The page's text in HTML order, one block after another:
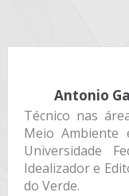
Antonio
Técnico nas
Meio Ambiente
Universidade
Idealizador e
do Verde.